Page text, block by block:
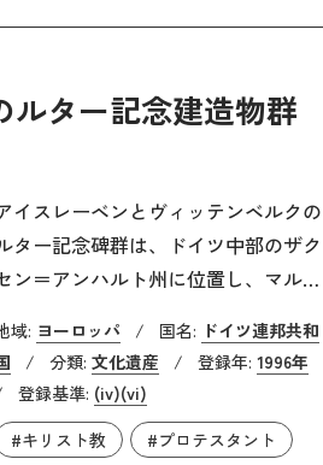
ルター記念建造物群
イスレーベンとヴィッテンベルクの
ター記念碑群は、ドイツ中部のザク
ン＝アンハルト州に位置し、マルテ
ップ・メランヒトンの生涯に深く関わ
場所です。これらには、ヴィッテン
ベルクのルターの部屋、ルターの同士
ランヒトンの家、聖マリア聖堂、ヴ
域: ヨーロッパ / 国名: ドイツ連邦共和
/ 分類: 文化遺産 / 登録年: 1996年
登録基準: (iv)(vi)
#キリスト教
#プロテスタント